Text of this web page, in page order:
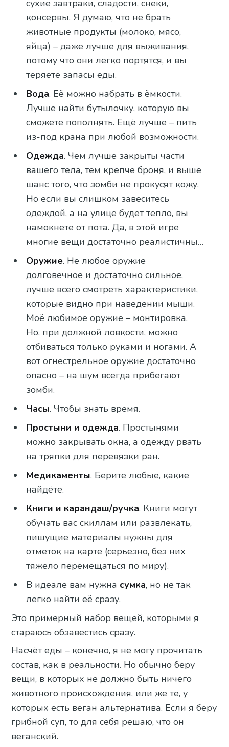
сухие завтраки, сладости, снеки,
консервы. Я думаю, что не брать
животные продукты (молоко, мясо,
яйца) – даже лучше для выживания,
потому что они легко портятся, и вы
теряете запасы еды.
Вода. Её можно набрать в ёмкости.
Лучше найти бутылочку, которую вы
сможете пополнять. Ещё лучше – пить
из-под крана при любой возможности.
Одежда. Чем лучше закрыты части
вашего тела, тем крепче броня, и выше
шанс того, что зомби не прокусят кожу.
Но если вы слишком завеситесь
одеждой, а на улице будет тепло, вы
намокнете от пота. Да, в этой игре
многие вещи достаточно реалистичны…
Оружие. Не любое оружие
долговечное и достаточно сильное,
лучше всего смотреть характеристики,
которые видно при наведении мыши.
Моё любимое оружие – монтировка.
Но, при должной ловкости, можно
отбиваться только руками и ногами. А
вот огнестрельное оружие достаточно
опасно – на шум всегда прибегают
зомби.
Часы. Чтобы знать время.
Простыни и одежда. Простынями
можно закрывать окна, а одежду рвать
на тряпки для перевязки ран.
Медикаменты. Берите любые, какие
найдёте.
Книги и карандаш/ручка. Книги могут
обучать вас скиллам или развлекать,
пишущие материалы нужны для
отметок на карте (серьезно, без них
тяжело перемещаться по миру).
В идеале вам нужна сумка, но не так
легко найти её сразу.
Это примерный набор вещей, которыми я
стараюсь обзавестись сразу.
Насчёт еды – конечно, я не могу прочитать
состав, как в реальности. Но обычно беру
вещи, в которых не должно быть ничего
животного происхождения, или же те, у
которых есть веган альтернатива. Если я беру
грибной суп, то для себя решаю, что он
веганский.